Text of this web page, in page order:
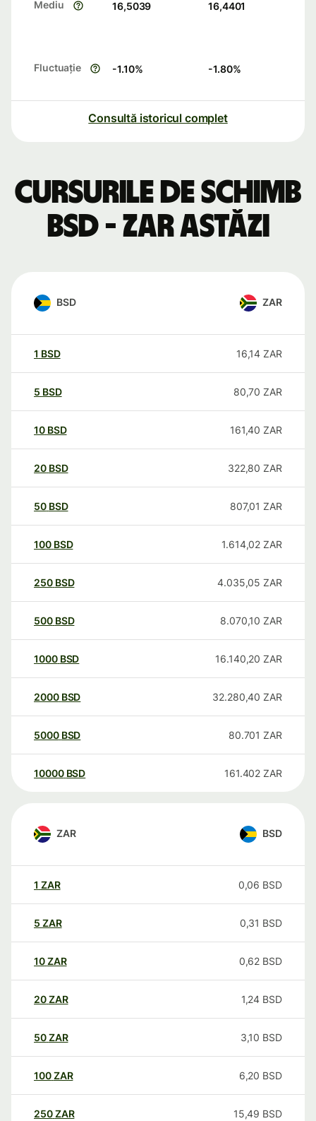
Mediu 16,5039 16,4401
Fluctuație -1.10% -1.80%
Consultă istoricul complet
Cursurile de schimb
BSD - ZAR astăzi
BSD ZAR
1 BSD 16,14 ZAR
5 BSD 80,70 ZAR
10 BSD 161,40 ZAR
20 BSD 322,80 ZAR
50 BSD 807,01 ZAR
100 BSD 1.614,02 ZAR
250 BSD 4.035,05 ZAR
500 BSD 8.070,10 ZAR
1000 BSD 16.140,20 ZAR
2000 BSD 32.280,40 ZAR
5000 BSD 80.701 ZAR
10000 BSD 161.402 ZAR
ZAR BSD
1 ZAR 0,06 BSD
5 ZAR 0,31 BSD
10ZAR 0,62 BSD
20ZAR 1,24 BSD
50ZAR 3,10 BSD
100ZAR 6,20 BSD
250ZAR 15,49 BSD